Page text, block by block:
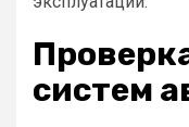
систем